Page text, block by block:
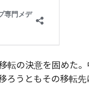
転の決意を固めた
ろうともその移転